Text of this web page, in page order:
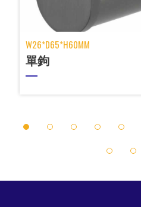
W26*D65*H60MM
單鉤
1 2 3 4 5
11 12